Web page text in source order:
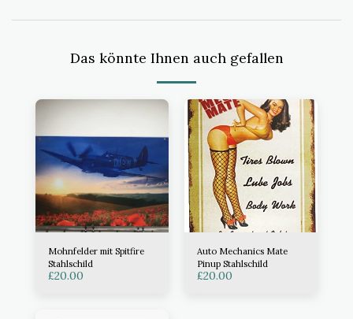
Das könnte Ihnen auch gefallen
Mohnfelder mit Spitfire
Stahlschild
£20.00
Auto Mechanics Mate
Pinup Stahlschild
£20.00